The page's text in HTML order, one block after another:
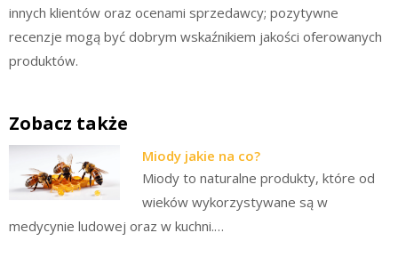
innych klientów oraz ocenami sprzedawcy; pozytywne
recenzje mogą być dobrym wskaźnikiem jakości oferowanych
produktów.
Zobacz także
Miody jakie na co?
Miody to naturalne produkty, które od
wieków wykorzystywane są w
medycynie ludowej oraz w kuchni.…